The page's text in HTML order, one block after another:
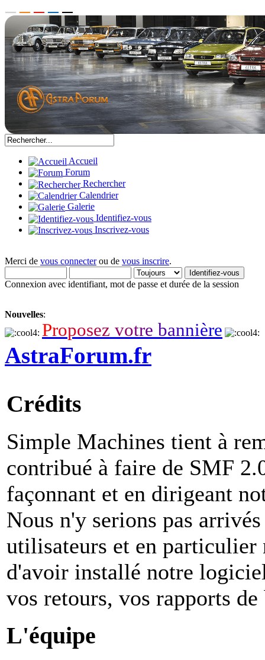
Accueil
Forum
Rechercher
Calendrier
Galerie
Identifiez-vous
Inscrivez-vous
Merci de vous connecterou de vous inscrire.
Connexion avec identifiant, mot de passe et durée de la session
Nouvelles:
Proposez votre bannière
AstraForum.fr
Crédits
Simple Machines tient à
contribué à faire de SMF
façonnant et en dirigeant
Nous n'y serions pas
utilisateurs et en
d'avoir installé notre
vos retours, vos rapports
L'équipe